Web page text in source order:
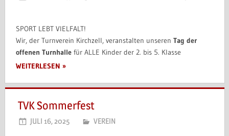
SPORT LEBT VIELFALT!
Wir, der Turnverein Kirchzell, veranstalten unseren Tag der
offenen Turnhallefür ALLE Kinder der 2. bis 5. Klasse
WEITERLESEN
TVK Sommerfest
JULI 16, 2025 VEREIN